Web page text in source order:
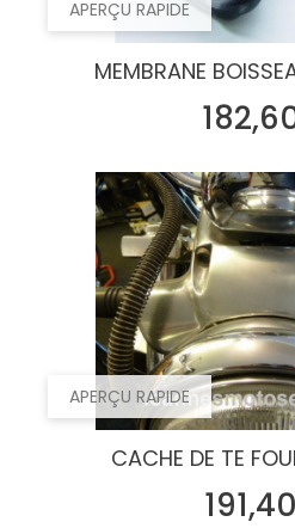
APERÇU RAPIDE
MEMBRANE
APERÇU RAPIDE
CACHE DE TE